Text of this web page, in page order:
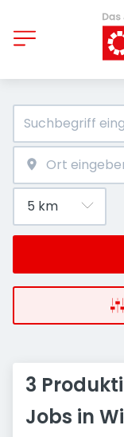
3
Jobs in